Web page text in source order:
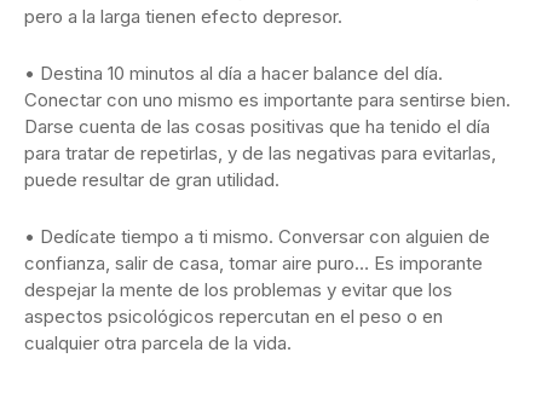
pero a la larga tienen efecto depresor.
• Destina 10 minutos al día a hacer balance del día.
Conectar con uno mismo es importante para sentirse bien.
Darse cuenta de las cosas positivas que ha tenido el día
para tratar de repetirlas, y de las negativas para evitarlas,
puede resultar de gran utilidad.
• Dedícate tiempo a ti mismo. Conversar con alguien de
confianza, salir de casa, tomar aire puro… Es imporante
despejar la mente de los problemas y evitar que los
aspectos psicológicos repercutan en el peso o en
cualquier otra parcela de la vida.